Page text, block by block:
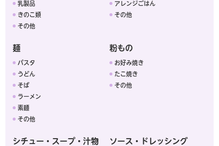
乳製品
きのこ類
その他
アレンジごはん
その他
麺
パスタ
うどん
そば
ラーメン
素麺
その他
粉もの
お好み焼き
たこ焼き
その他
シチュー・スープ・汁物 ソース・ドレッシング